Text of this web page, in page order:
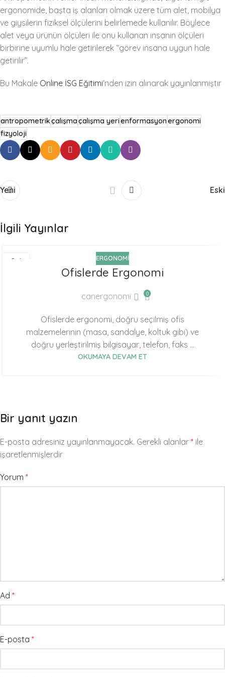
ergonomide, başta iş alanları olmak üzere tüm alet, mobilya
ve giysilerin fiziksel ölçülerini belirlemede kullanılır. Böylece
alet veya ürünün ölçüleri ile onu kullanan insanın ölçüleri
birbirine uyumlu hale getirilerek “görev insana uygun hale
getirilir”.
Bu Makale Online İSG Eğitimi'nden izin alınarak yayınlanmıştır
antropometrikçalışmaçalışma yerienformasyonergonomi
fizyoloji
Yeni Eski
İlgili Yayınlar
04 ERGONOMI
Ofislerde Ergonomi
canergonomi 0
Ofislerde ergonomi, doğru seçilmiş ofis
malzemelerinin (masa, sandalye, koltuk gibi) ve
doğru yerleştirilmiş bilgisayar, telefon, faks ...
OKUMAYA DEVAM ET
Bir yanıt yazın
E-posta adresiniz yayınlanmayacak. Gerekli alanlar * ile
işaretlenmişlerdir
Yorum *
Ad *
E-posta *